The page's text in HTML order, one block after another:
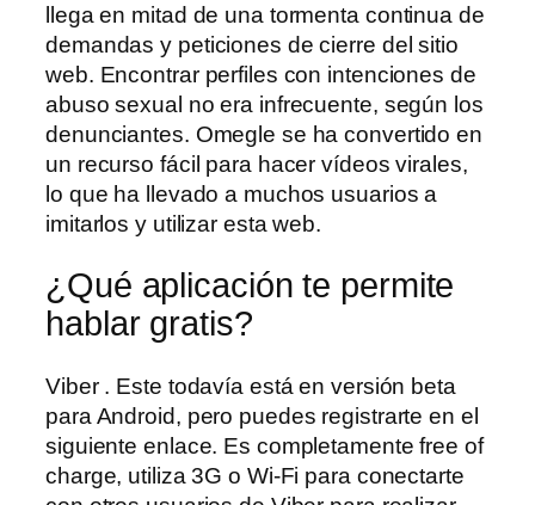
llega en mitad de una tormenta continua de
demandas y peticiones de cierre del sitio
web. Encontrar perfiles con intenciones de
abuso sexual no era infrecuente, según los
denunciantes. Omegle se ha convertido en
un recurso fácil para hacer vídeos virales,
lo que ha llevado a muchos usuarios a
imitarlos y utilizar esta web.
¿Qué aplicación te permite
hablar gratis?
Viber . Este todavía está en versión beta
para Android, pero puedes registrarte en el
siguiente enlace. Es completamente free of
charge, utiliza 3G o Wi-Fi para conectarte